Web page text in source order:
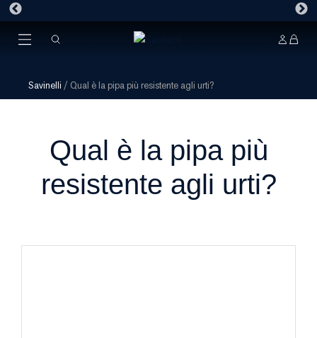
Savinelli / Qual è la pipa più resistente agli urti?
Qual è la pipa più
resistente agli urti?